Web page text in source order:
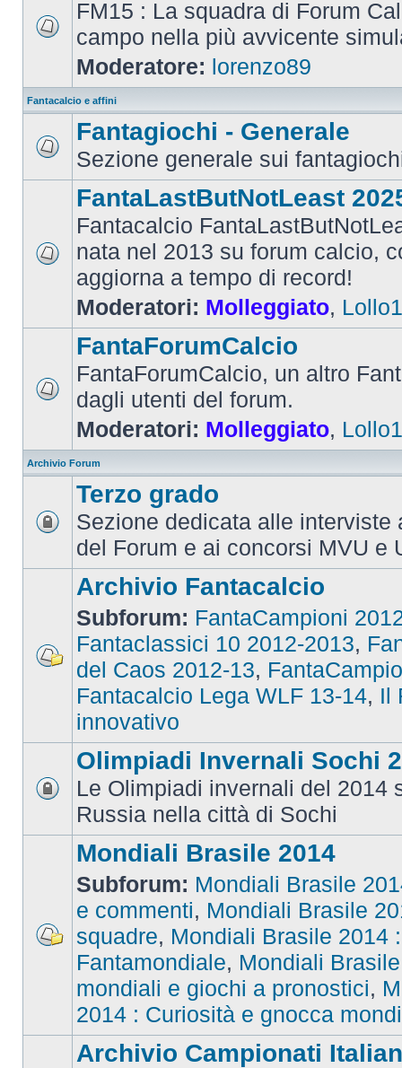
FM15 : La squadra di Forum
campo nella più avvicente
Moderatore: lorenzo89
Fantacalcio e affini
Fantagiochi - Generale
Sezione generale sui
FantaLastButNotLeast
Fantacalcio
nata nel 2013 su forum calcio,
aggiorna a tempo di record!
Moderatori: Molleggiato,
FantaForumCalcio
FantaForumCalcio, un altro
dagli utenti del forum.
Moderatori: Molleggiato,
Archivio Forum
Terzo grado
Sezione dedicata alle interviste
del Forum e ai concorsi MVU e
Archivio Fantacalcio
Subforum: FantaCampioni
Fantaclassici 10 2012-2013,
del Caos 2012-13,
Fantacalcio Lega WLF 13-14, Il
innovativo
Olimpiadi Invernali Sochi
Le Olimpiadi invernali del 2014
Russia nella città di Sochi
Mondiali Brasile 2014
Subforum: Mondiali Brasile
e commenti, Mondiali Brasile
squadre, Mondiali Brasile 2014
Fantamondiale, Mondiali
mondiali e giochi a pronostici,
2014 : Curiosità e gnocca
Archivio Campionati